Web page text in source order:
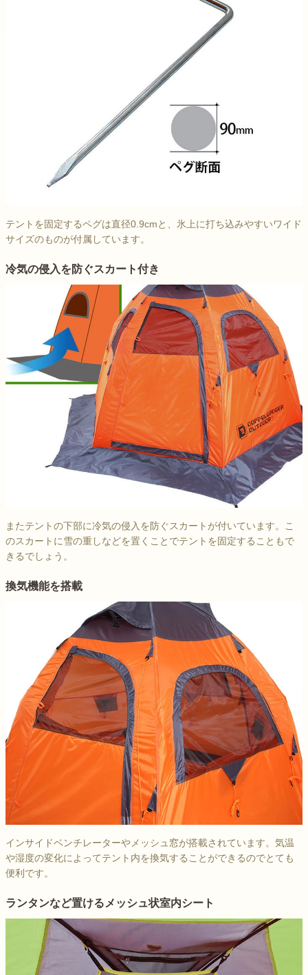
テントを固定するペグは直径0.9cmと、氷上に打ち込みやすいワイド
サイズのものが付属しています。
冷気の侵入を防ぐスカート付き
またテントの下部に冷気の侵入を防ぐスカートが付いています。こ
のスカートに雪の重しなどを置くことでテントを固定することもで
きるでしょう。
換気機能を搭載
インサイドベンチレーターやメッシュ窓が搭載されています。気温
や湿度の変化によってテント内を換気することができるのでとても
便利です。
ランタンなど置けるメッシュ状室内シート